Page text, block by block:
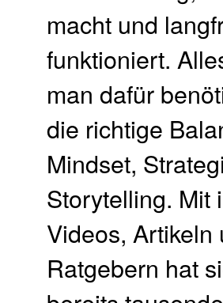
macht und
funktioniert.
man dafür
die richtige
Mindset,
Storytelling. Mit
Videos, Artikeln
Ratgebern hat